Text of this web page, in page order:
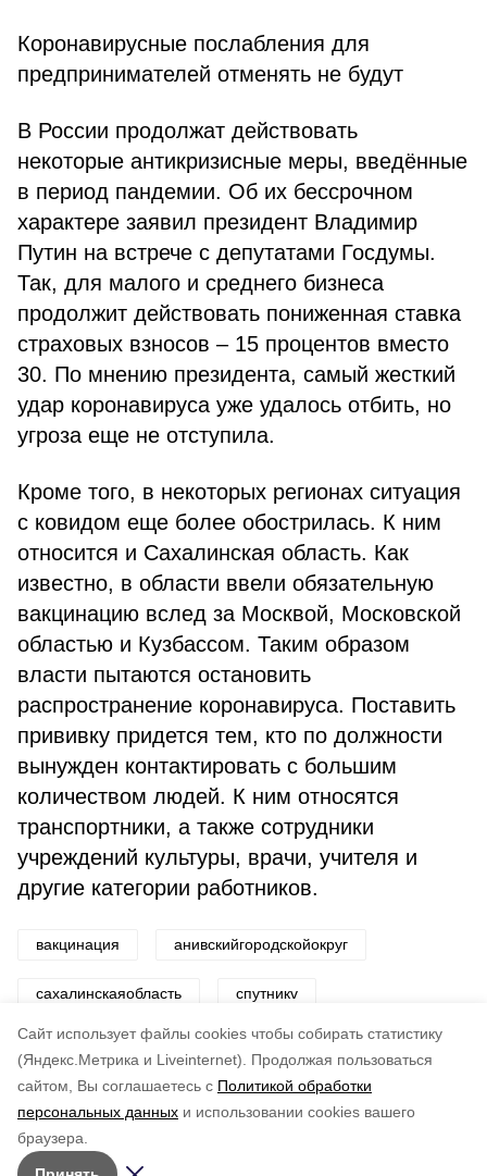
Cайт использует файлы cookies чтобы собирать статистику
(Яндекс.Метрика и Liveinternet).
Продолжая пользоваться
сайтом, Вы соглашаетесь с Политикой обработки
персональных данных и использовании cookies вашего
браузера.
Коронавирусные послабления для
предпринимателей отменять не будут
В России продолжат действовать
некоторые антикризисные меры, введённые
в период пандемии. Об их бессрочном
характере заявил президент Владимир
Путин на встрече с депутатами Госдумы.
Так, для малого и среднего бизнеса
продолжит действовать пониженная ставка
страховых взносов – 15 процентов вместо
30. По мнению президента, самый жесткий
удар коронавируса уже удалось отбить, но
угроза еще не отступила.
Кроме того, в некоторых регионах ситуация
с ковидом еще более обострилась. К ним
относится и Сахалинская область. Как
известно, в области ввели обязательную
вакцинацию вслед за Москвой, Московской
областью и Кузбассом. Таким образом
власти пытаются остановить
распространение коронавируса. Поставить
прививку придется тем, кто по должности
вынужден контактировать с большим
количеством людей. К ним относятся
транспортники, а также сотрудники
учреждений культуры, врачи, учителя и
другие категории работников.
вакцинация анивскийгородскойокруг
сахалинскаяобласть спутникv
Авторы: ADMIN admin
по оценке
5